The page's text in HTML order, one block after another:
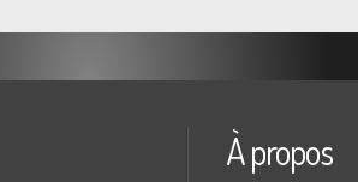
À propos